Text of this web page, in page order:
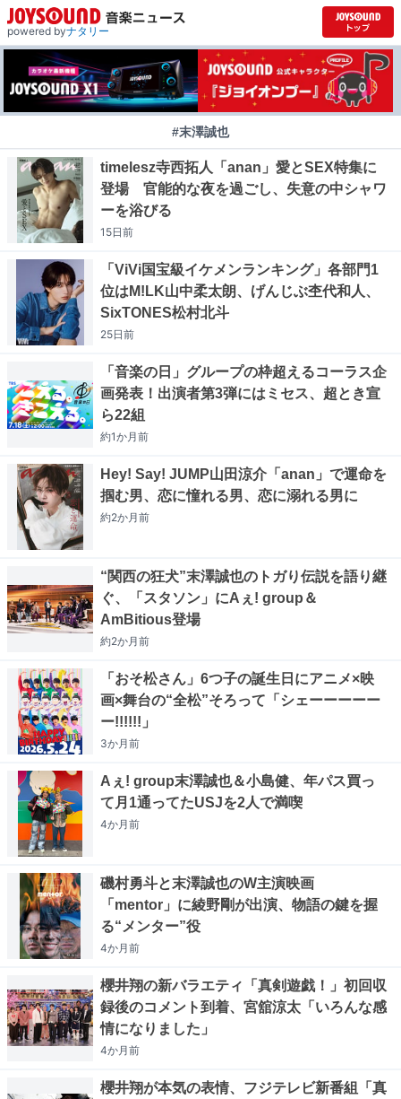
powered byナタリー
#末澤誠也
timelesz寺西拓人「anan」愛とSEX特集に
登場 官能的な夜を過ごし、失意の中シャワ
ーを浴びる
15日前
「ViVi国宝級イケメンランキング」各部門1
位はM!LK山中柔太朗、げんじぶ杢代和人、
SixTONES松村北斗
25日前
「音楽の日」グループの枠超えるコーラス企
画発表！出演者第3弾にはミセス、超とき宣
ら22組
約1か月前
Hey! Say! JUMP山田涼介「anan」で運命を
掴む男、恋に憧れる男、恋に溺れる男に
約2か月前
“関西の狂犬”末澤誠也のトガり伝説を語り継
ぐ、「スタソン」にAぇ! group＆
AmBitious登場
約2か月前
「おそ松さん」6つ子の誕生日にアニメ×映
画×舞台の“全松”そろって「シェーーーーー
ー!!!!!!」
3か月前
Aぇ! group末澤誠也＆小島健、年パス買っ
て月1通ってたUSJを2人で満喫
4か月前
磯村勇斗と末澤誠也のW主演映画
「mentor」に綾野剛が出演、物語の鍵を握
る“メンター”役
4か月前
櫻井翔の新バラエティ「真剣遊戯！」初回収
録後のコメント到着、宮舘涼太「いろんな感
情になりました」
4か月前
櫻井翔が本気の表情、フジテレビ新番組「真